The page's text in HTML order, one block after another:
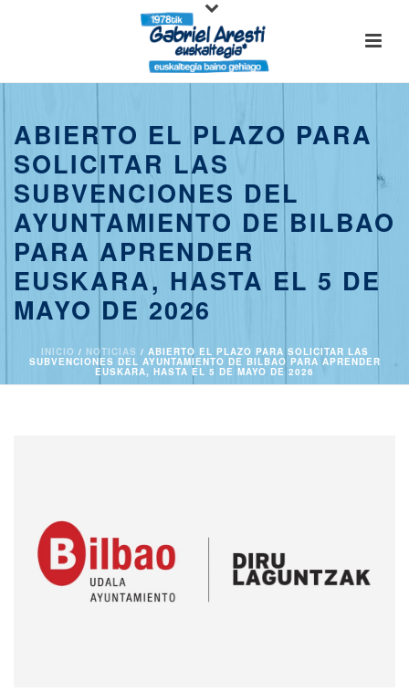
ABIERTO EL PLAZO PARA
SOLICITAR LAS
SUBVENCIONES DEL
AYUNTAMIENTO DE BILBAO
PARA APRENDER
EUSKARA, HASTA EL 5 DE
MAYO DE 2026
INICIO / NOTICIAS / ABIERTO EL PLAZO PARA SOLICITAR LAS
SUBVENCIONES DEL AYUNTAMIENTO DE BILBAO PARA APRENDER
EUSKARA, HASTA EL 5 DE MAYO DE 2026